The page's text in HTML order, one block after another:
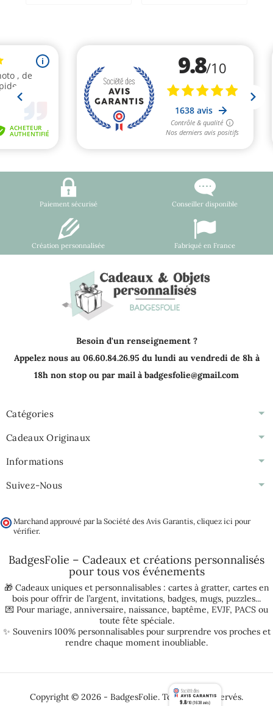
Paiement sécurisé Conseiller disponible
Création personnalisée Fabriqué en France
Besoin d'un renseignement ?
Appelez nous au 06.60.84.26.95 du lundi au vendredi de 8h à
18h non stop ou par mail à badgesfolie@gmail.com
Catégories
Cadeaux Originaux
Informations
Suivez-Nous
Marchand approuvé par la Société des Avis Garantis, cliquez ici pour
vérifier.
BadgesFolie – Cadeaux et créations personnalisés
pour tous vos événements
🎁 Cadeaux uniques et personnalisables : cartes à gratter, cartes en
bois pour offrir de l’argent, invitations, badges, mugs, puzzles...
💌 Pour mariage, anniversaire, naissance, baptême, EVJF, PACSou
toute fête spéciale.
✨ Souvenirs 100% personnalisables pour surprendre vos proches et
rendre chaque moment inoubliable.
Copyright © 2026 - BadgesFolie. Tous droits réservés.
9.8/10 (1638 avis)